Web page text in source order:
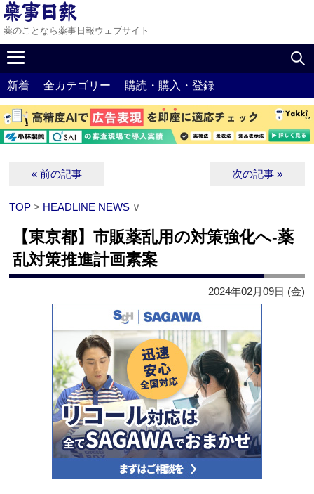
薬のことなら薬事日報ウェブサイト
新着 全カテゴリー 購読・購入・登録
« 前の記事 次の記事 »
TOP > HEADLINE NEWS ∨
【東京都】市販薬乱用の対策強化へ‐薬
乱対策推進計画素案
2024年02月09日 (金)